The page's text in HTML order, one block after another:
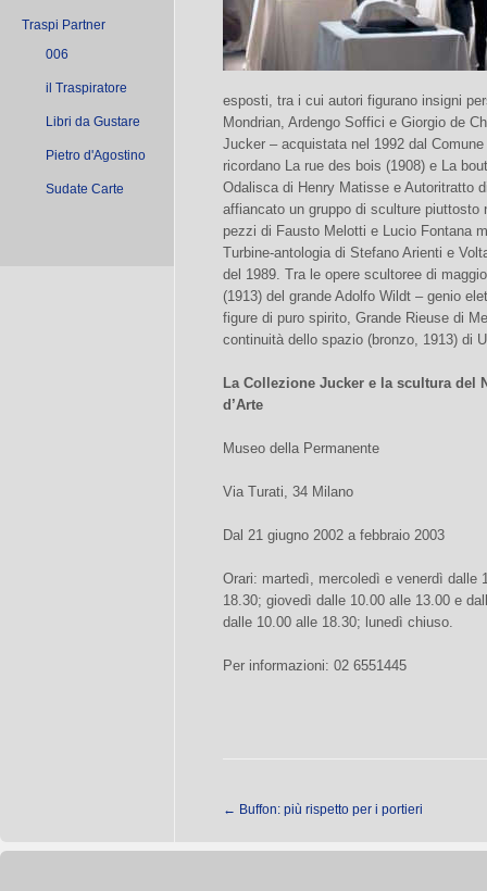
Traspi Partner
006
il Traspiratore
Libri da Gustare
Pietro d'Agostino
Sudate Carte
esposti, tra i cui autori figurano insigni
Mondrian, Ardengo Soffici e Giorgio de
Jucker – acquistata nel 1992 dal
ricordano La rue des bois (1908) e La
Odalisca di Henry Matisse e Autoritratto
affiancato un gruppo di sculture
pezzi di Fausto Melotti e Lucio Fontana
Turbine-antologia di Stefano Arienti e
del 1989. Tra le opere scultoree di
(1913) del grande Adolfo Wildt – genio
figure di puro spirito, Grande Rieuse di
continuità dello spazio (bronzo, 1913) di
La Collezione Jucker e la scultura del
d’Arte
Museo della Permanente
Via Turati, 34 Milano
Dal 21 giugno 2002 a febbraio 2003
Orari: martedì, mercoledì e venerdì dalle
18.30; giovedì dalle 10.00 alle 13.00 e
dalle 10.00 alle 18.30; lunedì chiuso.
Per informazioni: 02 6551445
← Buffon: più rispetto per i portieri